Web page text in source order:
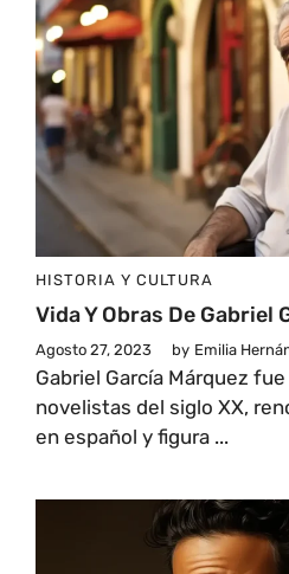
HISTORIA Y CULTURA
Vida Y Obras De Gabriel
Agosto 27, 2023 by Emilia
Gabriel García Márquez
novelistas del siglo XX,
en español y figura ...